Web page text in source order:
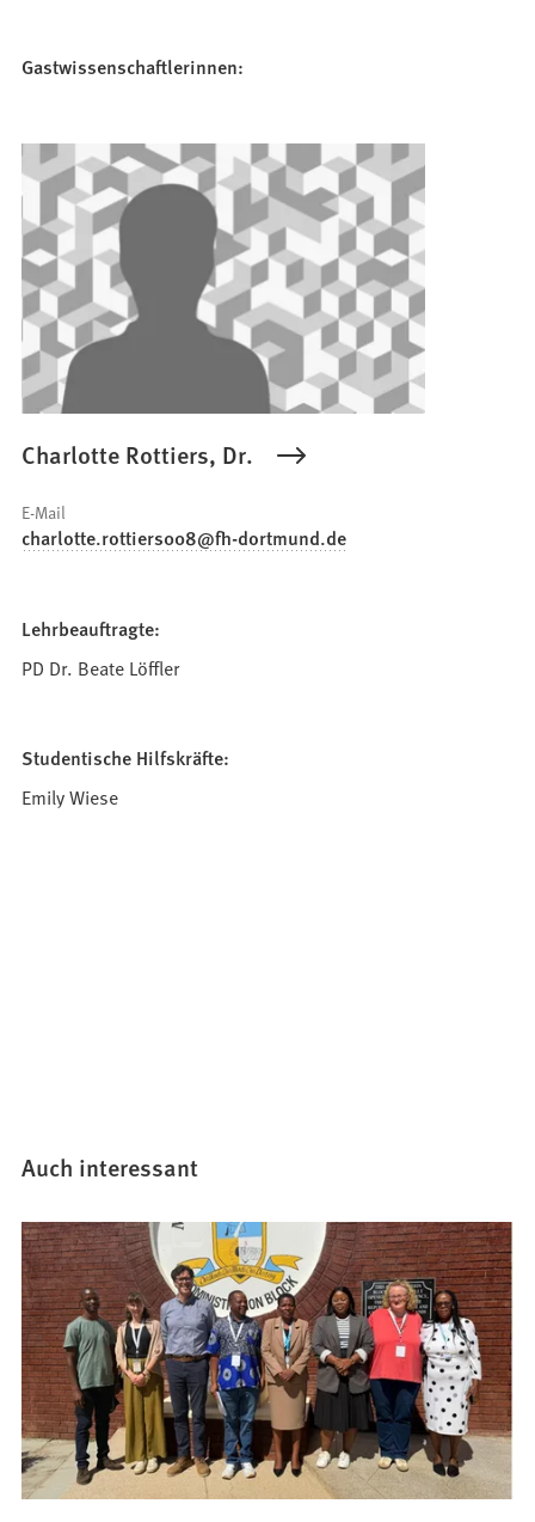
Gastwissenschaftlerinnen:
Charlotte Rottiers, Dr.
E-Mail
charlotte.rottiers008 fh-dortmund de
Lehrbeauftragte:
PD Dr. Beate Löffler
Studentische Hilfskräfte:
Emily Wiese
Auch interessant